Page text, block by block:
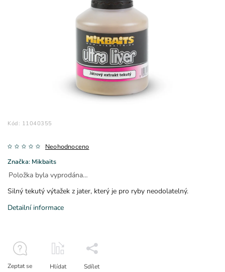
Kód: 11040355
Neohodnoceno
Značka: Mikbaits
Položka byla vyprodána…
Silný tekutý výtažek z jater, který je pro ryby neodolatelný.
Detailní informace
Zeptat se Hlídat Sdílet